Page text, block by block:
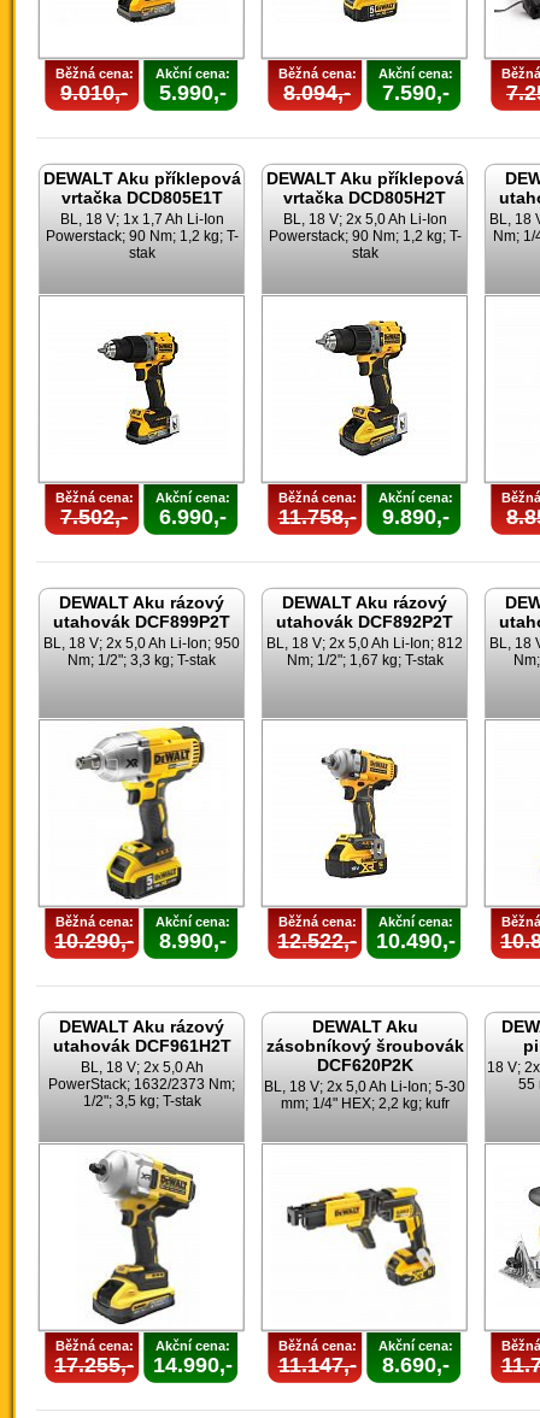
Běžná cena:
9.010,-
Akční cena:
5.990,-
Běžná cena:
8.094,-
Akční cena:
7.590,-
DEWALT Aku příklepová
vrtačka DCD805E1T
BL, 18 V; 1x 1,7 Ah Li-Ion
Powerstack; 90 Nm; 1,2 kg; T-
stak
Běžná cena:
7.502,-
Akční cena:
6.990,-
DEWALT Aku příklepová
vrtačka DCD805H2T
BL, 18 V; 2x 5,0 Ah Li-Ion
Powerstack; 90 Nm; 1,2 kg; T-
stak
Běžná cena:
11.758,-
Akční cena:
9.890,-
BL, 18
Nm; 1/
DEWALT Aku rázový
utahovák DCF899P2T
BL, 18 V; 2x 5,0 Ah Li-Ion; 950
Nm; 1/2"; 3,3 kg; T-stak
Běžná cena:
10.290,-
Akční cena:
8.990,-
DEWALT Aku rázový
utahovák DCF892P2T
BL, 18 V; 2x 5,0 Ah Li-Ion; 812
Nm; 1/2"; 1,67 kg; T-stak
Běžná cena:
12.522,-
Akční cena:
10.490,-
BL, 18
DEWALT Aku rázový
utahovák DCF961H2T
BL, 18 V; 2x 5,0 Ah
PowerStack; 1632/2373 Nm;
1/2"; 3,5 kg; T-stak
Běžná cena:
17.255,-
Akční cena:
14.990,-
DEWALT Aku
zásobníkový šroubovák
DCF620P2K
BL, 18 V; 2x 5,0 Ah Li-Ion; 5-30
mm; 1/4" HEX; 2,2 kg; kufr
Běžná cena:
11.147,-
Akční cena:
8.690,-
18 V;
55